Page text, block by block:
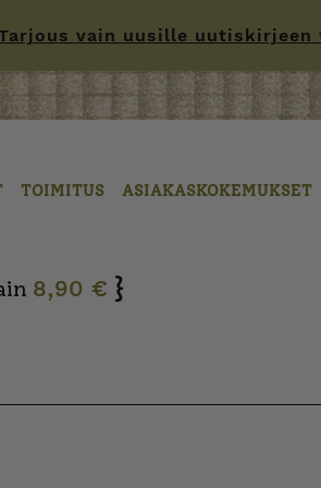
vain uusille
TOIMITUS ASIAKASKOKEMUKSET
8,90 € }